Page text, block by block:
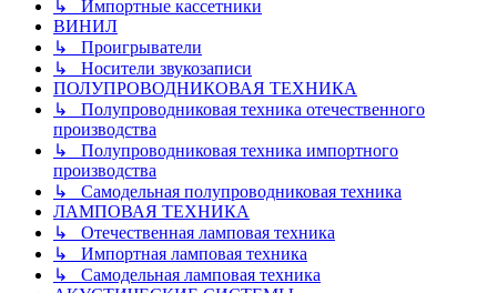
↳ Импортные кассетники
ВИНИЛ
↳ Проигрыватели
↳ Носители звукозаписи
ПОЛУПРОВОДНИКОВАЯ ТЕХНИКА
↳ Полупроводниковая техника отечественного
производства
↳ Полупроводниковая техника импортного
производства
↳ Самодельная полупроводниковая техника
ЛАМПОВАЯ ТЕХНИКА
↳ Отечественная ламповая техника
↳ Импортная ламповая техника
↳ Самодельная ламповая техника